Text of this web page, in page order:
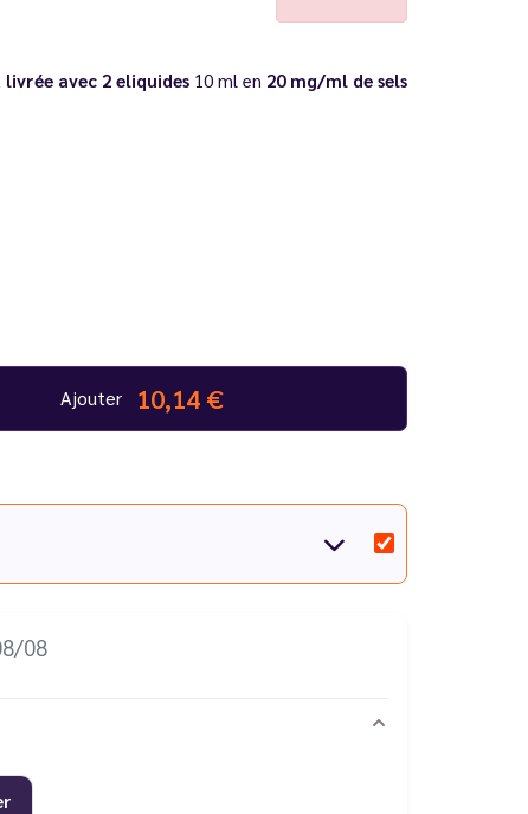
livrée avec 2 eliquides10 ml en 20 mg/ml de sels
gamme
? Consultez notre
Ajouter 10,14 €
08